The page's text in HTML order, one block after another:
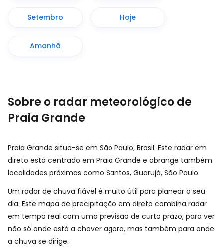
Setembro Hoje
Amanhã
Sobre o radar meteorológico de
Praia Grande
Praia Grande situa-se em São Paulo, Brasil. Este radar em
direto está centrado em Praia Grande e abrange também
localidades próximas como Santos, Guarujá, São Paulo.
Um radar de chuva fiável é muito útil para planear o seu
dia. Este mapa de precipitação em direto combina radar
em tempo real com uma previsão de curto prazo, para ver
não só onde está a chover agora, mas também para onde
a chuva se dirige.